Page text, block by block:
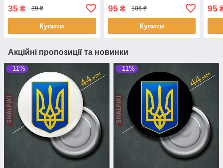
35 ₴ 39 ₴
Купити
95₴ 106 ₴
Купити
95
Акційні пропозиції та новинки
–11% –11%